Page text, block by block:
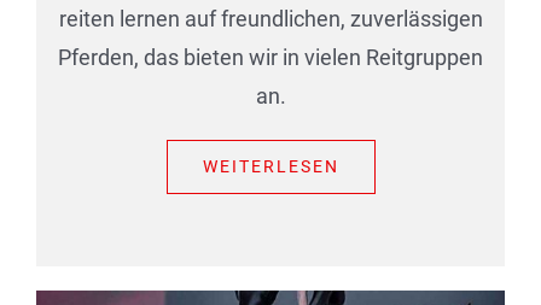
reiten lernen auf freundlichen, zuverlässigen
Pferden, das bieten wir in vielen Reitgruppen
an.
WEITERLESEN